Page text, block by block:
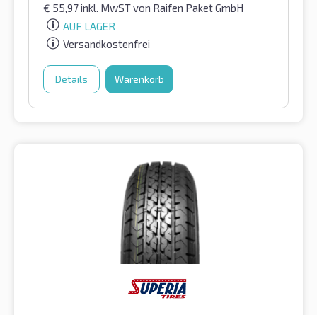
€ 55,97inkl. MwSTvon Raifen Paket GmbH
AUF LAGER
Versandkostenfrei
Details Warenkorb